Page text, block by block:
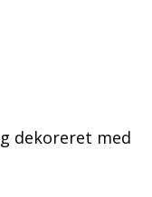
dekoreret med